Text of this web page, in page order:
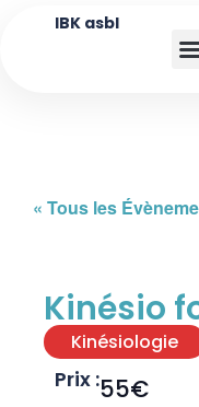
IBK asbl
« Tous les
Kinésio
Kinésiologie
Prix :55€